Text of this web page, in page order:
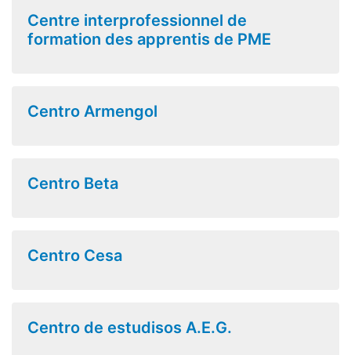
Centre interprofessionnel de
formation des apprentis de PME
Centro Armengol
Centro Beta
Centro Cesa
Centro de estudisos A.E.G.